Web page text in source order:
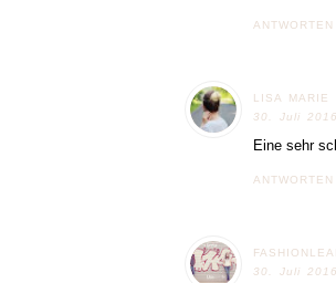
ANTWORTEN
LISA MARIE
30. Juli
Eine sehr
ANTWORTEN
30. Juli